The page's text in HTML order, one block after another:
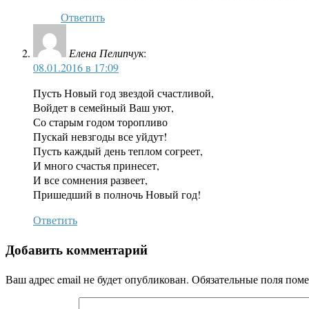
Ответить
Елена Пелипчук:
08.01.2016 в 17:09
Пусть Новый год звездой счастливой,
Войдет в семейный Ваш уют,
Со старым годом торопливо
Пускай невзгоды все уйдут!
Пусть каждый день теплом согреет,
И много счастья принесет,
И все сомнения развеет,
Пришедший в полночь Новый год!
Ответить
Добавить комментарий
Ваш адрес email не будет опубликован. Обязательные поля